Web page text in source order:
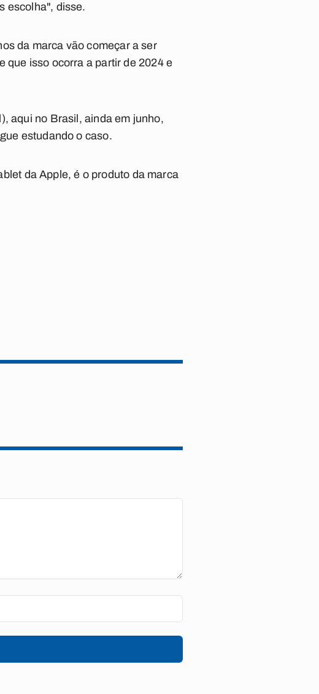
escolha", disse.
da marca vão começar a ser
que isso ocorra a partir de 2024 e
aqui no Brasil, ainda em junho,
estudando o caso.
da Apple, é o produto da marca